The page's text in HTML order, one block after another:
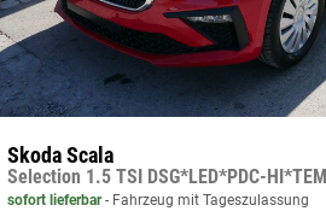
Skoda Scala
sofort lieferbar Fahrzeug mit Tageszulassung